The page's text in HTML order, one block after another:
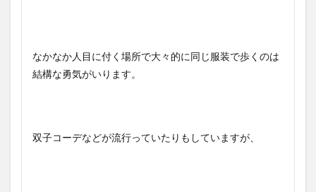
なかなか人目に付く場所で大々的に同じ服装で歩くのは
結構な勇気がいります。
双子コーデなどが流行っていたりもしていますが、